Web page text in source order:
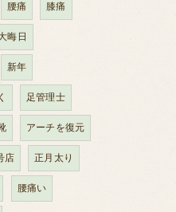
腰痛 膝痛
晦日
新年
足管理士
アーチを復元
店 正月太り
腰痛い